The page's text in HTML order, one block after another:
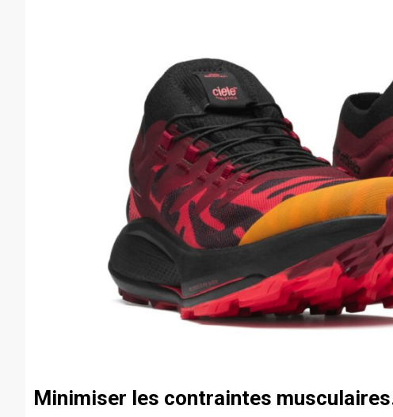
Minimiser les contraintes